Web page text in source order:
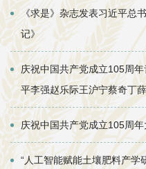
《求是》杂志发表习近平总
记》
庆祝中国共产党成立105周
平李强赵乐际王沪宁蔡奇丁
庆祝中国共产党成立105周
“人工智能赋能土壤肥料产